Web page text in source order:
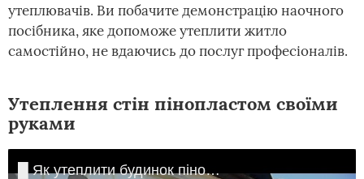
утеплювачів. Ви побачите демонстрацію наочного
посібника, яке допоможе утеплити житло
самостійно, не вдаючись до послуг професіоналів.
Утеплення стін пінопластом своїми
руками
█ Як утеплити будинок пінопластом. Всі етапи (економимо кошти).